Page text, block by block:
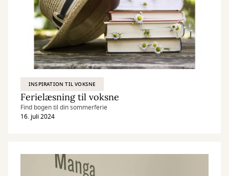
INSPIRATION TIL VOKSNE
Ferielæsning til voksne
Find bogen til din sommerferie
16. juli 2024